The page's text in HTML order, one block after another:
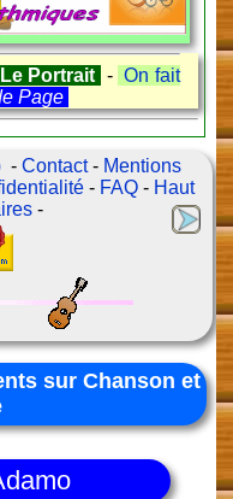
Le Portrait - On fait
Page
-Contact- Mentions
- FAQ - Haut
-
sur Chanson et